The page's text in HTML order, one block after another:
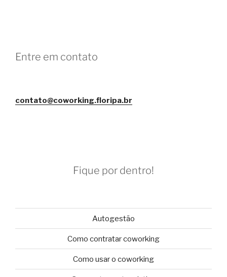
Entre em contato
contato@coworking.floripa.br
Fique por dentro!
Autogestão
Como contratar coworking
Como usar o coworking